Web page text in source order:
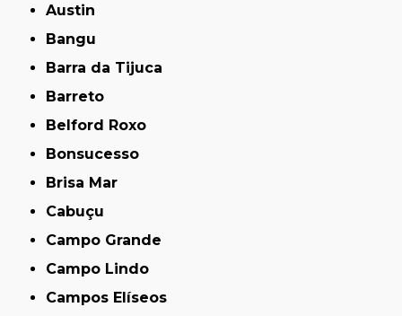
Austin
Bangu
Barra da Tijuca
Barreto
Belford Roxo
Bonsucesso
Brisa Mar
Cabuçu
Campo Grande
Campo Lindo
Campos Elíseos